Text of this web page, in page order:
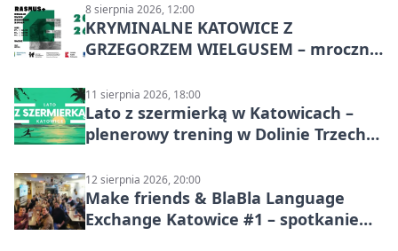
8 sierpnia 2026, 12:00
KRYMINALNE KATOWICE Z
GRZEGORZEM WIELGUSEM – mroczne
11 sierpnia 2026, 18:00
Lato z szermierką w Katowicach –
plenerowy trening w Dolinie Trzech
12 sierpnia 2026, 20:00
Make friends & BlaBla Language
Exchange Katowice #1 – spotkanie